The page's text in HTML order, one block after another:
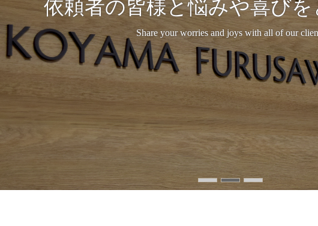
律して人や社会に貢献し、
and contribute to people and society,
依頼者の皆様と悩みや喜び
Share your worries and joys with all of our
弁護士を募集してい
recruiting lawyers